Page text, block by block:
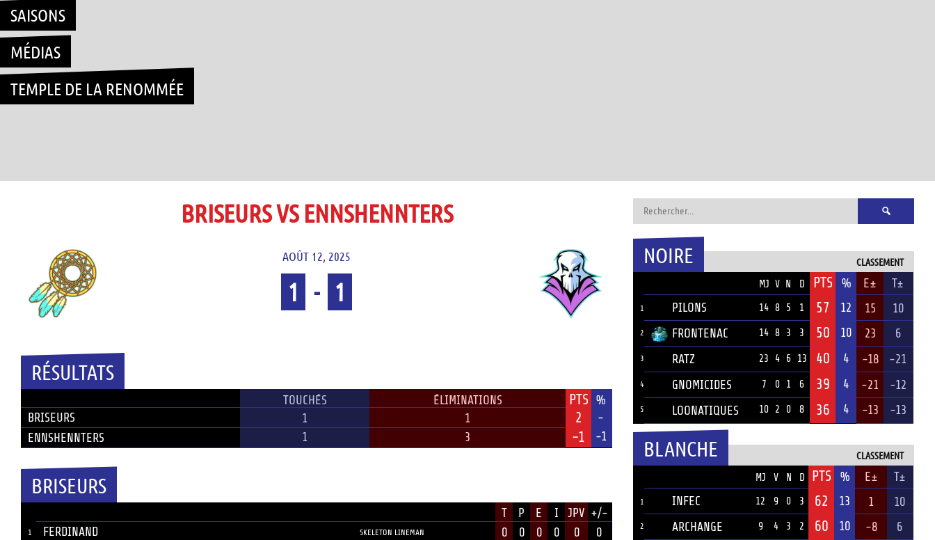
SAISONS
MÉDIAS
TEMPLE DE LA RENOMMÉE
BRISEURS VS ENNSHENNTERS
AOÛT 12, 2025
1 - 1
RÉSULTATS
TOUCHÉS ÉLIMINATIONS PTS %
BRISEURS
1 1 2
-
ENNSHENNTERS
1 3 -1 -1
BRISEURS
T P E I JPV +/-
1 FERDINAND SKELETON LINEMAN 0 0 0 0 0 0
Rechercher :
CLASSEMENT
NOIRE
MJ V N D PTS % E± T±
1 PILONS 14 8 5 1 57 12 15 10
2 FRONTENAC 14 8 3 3 50 10 23 6
3 RATZ 23 4 6 13 40 4 -18 -21
4 GNOMICIDES 7 0 1 6 39 4 -21 -12
5 LOONATIQUES 10 2 0 8 36 4 -13 -13
CLASSEMENT
BLANCHE
MJ V N D PTS % E± T±
1 INFEC 12 9 0 3 62 13 1 10
2 ARCHANGE 9 4 3 2 60 10 -8 6